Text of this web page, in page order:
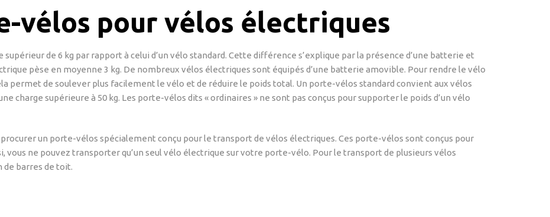
vélos pour vélos électriques
de 6 kg par rapport à celui d’un vélo standard. Cette différence s’explique par la présence d’une batterie et
pèse en moyenne 3 kg. De nombreux vélos électriques sont équipés d’une batterie amovible. Pour rendre le vélo
permet de soulever plus facilement le vélo et de réduire le poids total. Un porte-vélos standard convient aux vélos
charge supérieure à 50 kg. Les porte-vélos dits « ordinaires » ne sont pas conçus pour supporter le poids d’un vélo
un porte-vélos spécialement conçu pour le transport de vélos électriques. Ces porte-vélos sont conçus pour
vous ne pouvez transporter qu’un seul vélo électrique sur votre porte-vélo. Pour le transport de plusieurs vélos
de barres de toit.